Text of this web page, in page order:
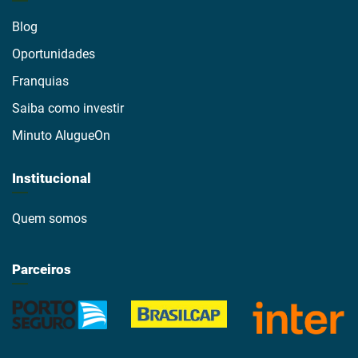
Blog
Oportunidades
Franquias
Saiba como investir
Minuto AlugueOn
Institucional
Quem somos
Parceiros